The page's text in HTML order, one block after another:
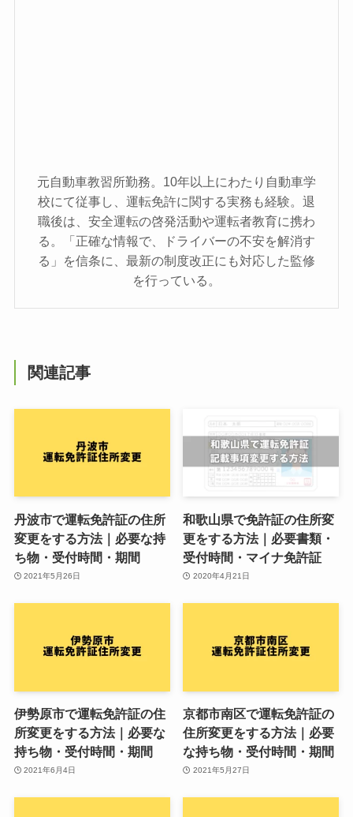
元自動車教習所勤務。10年以上にわたり自動車学
校にて従事し、運転免許に関する実務も経験。退
職後は、安全運転の啓発活動や運転者教育に携わ
る。「正確な情報で、ドライバーの不安を解消す
る」を信条に、最新の制度改正にも対応した監修
を行っている。
関連記事
丹波市で運転免許証の住所
変更をする方法｜必要な持
ち物・受付時間・期間
2021年5月26日
和歌山県で免許証の住所変
更をする方法｜必要書類・
受付時間・マイナ免許証
2020年4月21日
伊勢原市で運転免許証の住
所変更をする方法｜必要な
持ち物・受付時間・期間
2021年6月4日
京都市南区で運転免許証の
住所変更をする方法｜必要
な持ち物・受付時間・期間
2021年5月27日